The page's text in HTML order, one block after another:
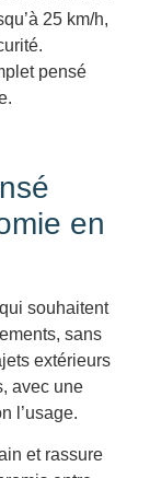
25 km/h,
pensé
en
souhaitent
sans
extérieurs
avec une
l’usage.
et rassure